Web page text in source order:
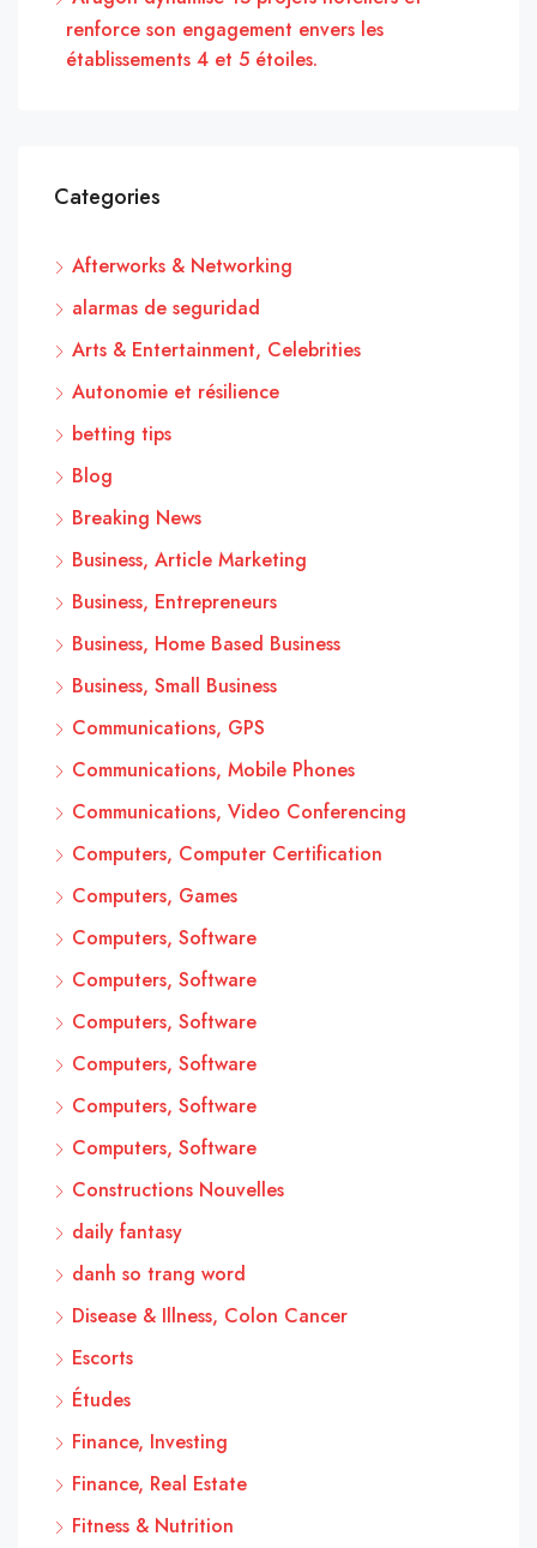
renforce son engagement envers les
établissements 4 et 5 étoiles.
Categories
Afterworks & Networking
alarmas de seguridad
Arts & Entertainment, Celebrities
Autonomie et résilience
betting tips
Blog
Breaking News
Business, Article Marketing
Business, Entrepreneurs
Business, Home Based Business
Business, Small Business
Communications, GPS
Communications, Mobile Phones
Communications, Video Conferencing
Computers, Computer Certification
Computers, Games
Computers, Software
Computers, Software
Computers, Software
Computers, Software
Computers, Software
Computers, Software
Constructions Nouvelles
daily fantasy
danh so trang word
Disease & Illness, Colon Cancer
Escorts
Études
Finance, Investing
Finance, Real Estate
Fitness & Nutrition